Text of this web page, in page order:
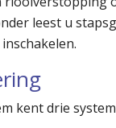
leest u
kent drie